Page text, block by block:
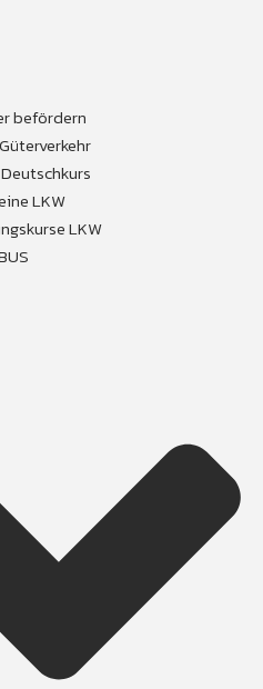
befördern
LKW
LKW